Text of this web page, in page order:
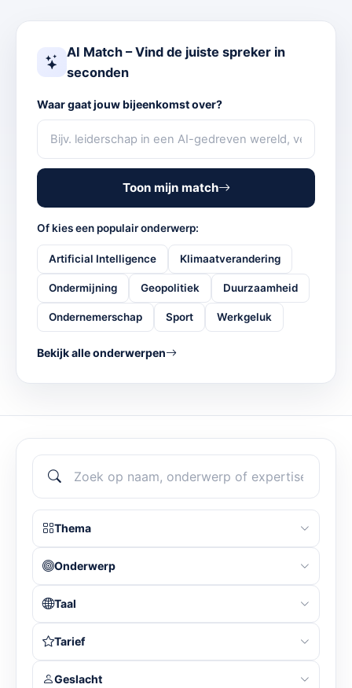
AI Match – Vind de juiste spreker in
seconden
Waar gaat jouw bijeenkomst over?
Toon mijn match
Of kies een populair onderwerp:
Artificial Intelligence Klimaatverandering
Ondermijning Geopolitiek Duurzaamheid
Ondernemerschap Sport Werkgeluk
Bekijk alle onderwerpen
Thema
Onderwerp
Taal
Tarief
Geslacht